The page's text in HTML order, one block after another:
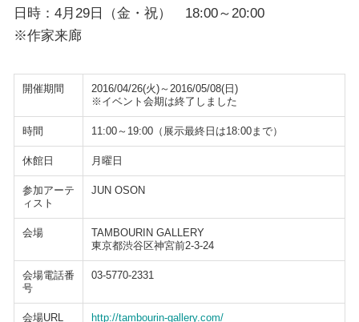
日時：4月29日（金・祝） 18:00～20:00
※作家来廊
開催期間
2016/04/26(火)～2016/05/08(日)
※イベント会期は終了しました
時間 11:00～19:00（展示最終日は18:00まで）
休館日 月曜日
参加アーテ
ィスト
JUN OSON
会場
TAMBOURIN GALLERY
東京都渋谷区神宮前2-3-24
会場電話番
号
03-5770-2331
会場URL http://tambourin-gallery.com/